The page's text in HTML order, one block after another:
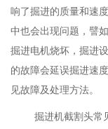
响了掘进的质量和速
中也会出现问题，譬
掘进电机烧坏，掘进
的故障会延误掘进速
见故障及处理方法。
掘进机截割头常